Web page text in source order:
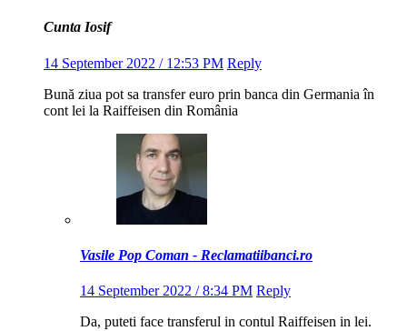
Cunta Iosif
14 September 2022 / 12:53 PM Reply
Bună ziua pot sa transfer euro prin banca din Germania în
cont lei la Raiffeisen din România
Vasile Pop Coman - Reclamatiibanci.ro
14 September 2022 / 8:34 PM Reply
Da, puteti face transferul in contul Raiffeisen in lei.